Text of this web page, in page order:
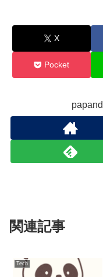
X
Pocket
関連記事
Tech